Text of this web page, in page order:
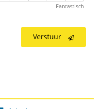
Fantastisch
Verstuur